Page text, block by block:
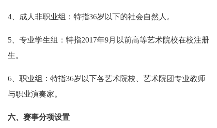
4、成人非职业组：特指36岁以下的社会自然人。
5、专业学生组：特指2017年9月以前高等艺术院校在校注册
生。
6、职业组：特指36岁以下各艺术院校、艺术院团专业教师
与职业演奏家。
六、赛事分项设置